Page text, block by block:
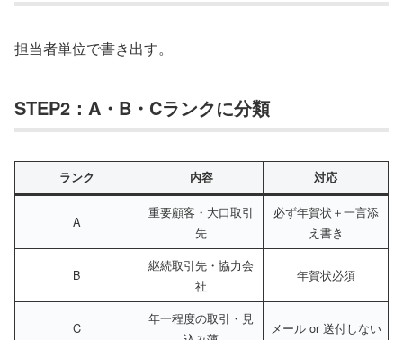
担当者単位で書き出す。
STEP2：A・B・Cランクに分類
ランク 内容 対応
A
重要顧客・大口取引
先
必ず年賀状＋一言添
え書き
B
継続取引先・協力会
社
年賀状必須
C
年一程度の取引・見
メール or 送付しない